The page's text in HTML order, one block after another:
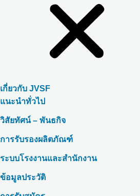
เกี่ยวกับ JVSF
แนะนำทั่วไป
วิสัยทัศน์ – พันธกิจ
การรับรองผลิตภัณฑ์
ระบบโรงงานและสำนักงาน
ข้อมูลประวัติ